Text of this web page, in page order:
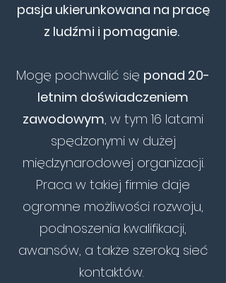
pasja ukierunkowana na pracę
z ludźmi i pomaganie.
Mogę pochwalić się ponad 20-
letnim doświadczeniem
zawodowym, w tym 16 latami
spędzonymi w dużej
międzynarodowej organizacji.
Praca w takiej firmie daje
ogromne możliwości rozwoju,
podnoszenia kwalifikacji,
awansów, a także szeroką sieć
kontaktów.